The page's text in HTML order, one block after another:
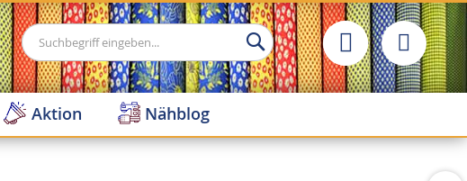
Suche
Suche
Aktion Nähblog